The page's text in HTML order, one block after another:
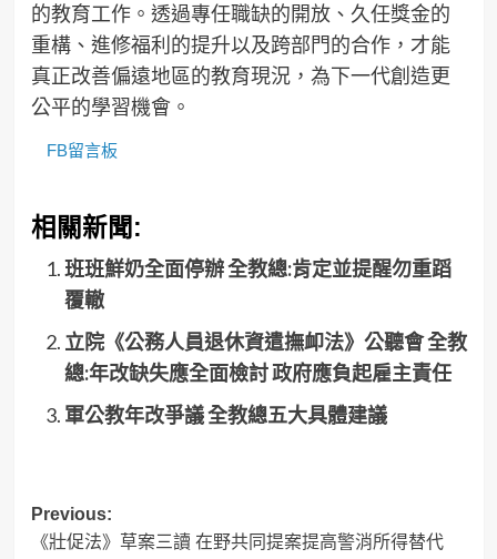
的教育工作。透過專任職缺的開放、久任獎金的
重構、進修福利的提升以及跨部門的合作，才能
真正改善偏遠地區的教育現況，為下一代創造更
公平的學習機會。
FB留言板
相關新聞:
班班鮮奶全面停辦 全教總:肯定並提醒勿重蹈
覆轍
立院《公務人員退休資遣撫卹法》公聽會 全教
總:年改缺失應全面檢討 政府應負起雇主責任
軍公教年改爭議 全教總五大具體建議
Post
Previous:
《壯促法》草案三讀 在野共同提案提高警消所得替代